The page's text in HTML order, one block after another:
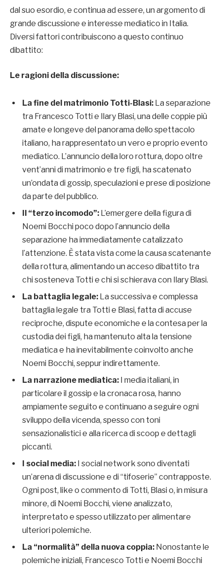
dal suo esordio, e continua ad essere, un argomento di
grande discussione e interesse mediatico in Italia.
Diversi fattori contribuiscono a questo continuo
dibattito:
Le ragioni della discussione:
La fine del matrimonio Totti-Blasi: La separazione
tra Francesco Totti e Ilary Blasi, una delle coppie più
amate e longeve del panorama dello spettacolo
italiano, ha rappresentato un vero e proprio evento
mediatico. L’annuncio della loro rottura, dopo oltre
vent’anni di matrimonio e tre figli, ha scatenato
un’ondata di gossip, speculazioni e prese di posizione
da parte del pubblico.
Il “terzo incomodo”: L’emergere della figura di
Noemi Bocchi poco dopo l’annuncio della
separazione ha immediatamente catalizzato
l’attenzione. È stata vista come la causa scatenante
della rottura, alimentando un acceso dibattito tra
chi sosteneva Totti e chi si schierava con Ilary Blasi.
La battaglia legale: La successiva e complessa
battaglia legale tra Totti e Blasi, fatta di accuse
reciproche, dispute economiche e la contesa per la
custodia dei figli, ha mantenuto alta la tensione
mediatica e ha inevitabilmente coinvolto anche
Noemi Bocchi, seppur indirettamente.
La narrazione mediatica: I media italiani, in
particolare il gossip e la cronaca rosa, hanno
ampiamente seguito e continuano a seguire ogni
sviluppo della vicenda, spesso con toni
sensazionalistici e alla ricerca di scoop e dettagli
piccanti.
I social media: I social network sono diventati
un’arena di discussione e di “tifoserie” contrapposte.
Ogni post, like o commento di Totti, Blasi o, in misura
minore, di Noemi Bocchi, viene analizzato,
interpretato e spesso utilizzato per alimentare
ulteriori polemiche.
La “normalità” della nuova coppia: Nonostante le
polemiche iniziali, Francesco Totti e Noemi Bocchi